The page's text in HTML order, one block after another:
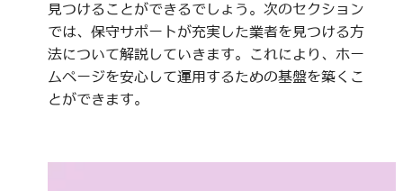
見つけることができるでしょう。次のセクション
では、保守サポートが充実した業者を見つける方
法について解説していきます。これにより、ホー
ムページを安心して運用するための基盤を築くこ
とができます。